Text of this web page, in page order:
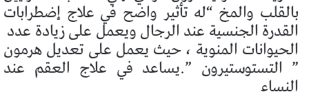
بالقلب والمخ “له تأثير واضح في علاج إضطرابات
القدرة الجنسية عند الرجال ويعمل على زيادة عدد
الحيوانات المنوية ، حيث يعمل على تعديل هرمون
” التستوستيرون ”.يساعد في علاج العقم عند
النساء